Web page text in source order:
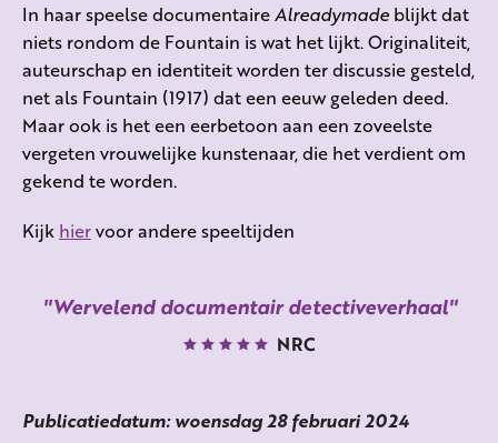
In haar speelse documentaireAlreadymade blijkt dat
niets rondom de Fountain is wat het lijkt. Originaliteit,
auteurschap en identiteit worden ter discussie gesteld,
net als Fountain (1917) dat een eeuw geleden deed.
Maar ook is het een eerbetoon aan een zoveelste
vergeten vrouwelijke kunstenaar, die het verdient om
gekend te worden.
Kijk hiervoor andere speeltijden
Wervelend documentair detectiveverhaal
NRC
Publicatiedatum: woensdag 28 februari 2024